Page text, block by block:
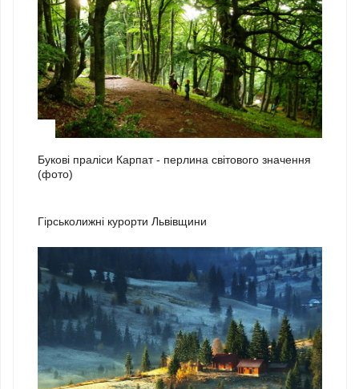
Букові праліси Карпат - перлина світового значення
(фото)
Гірськолижні курорти Львівщини